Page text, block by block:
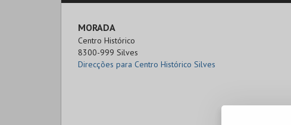
MORADA
Centro Histórico
8300-999 Silves
Direcções para Centro Histórico Silves